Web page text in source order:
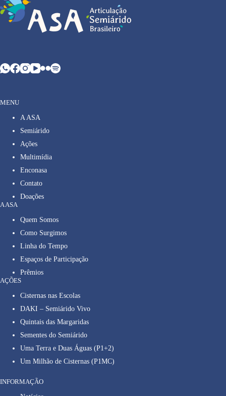
MENU
A ASA
Semiárido
Ações
Multimídia
Enconasa
Contato
Doações
A ASA
Quem Somos
Como Surgimos
Linha do Tempo
Espaços de Participação
Prêmios
AÇÕES
Cisternas nas Escolas
DAKI – Semiárido Vivo
Quintais das Margaridas
Sementes do Semiárido
Uma Terra e Duas Águas (P1+2)
Um Milhão de Cisternas (P1MC)
INFORMAÇÃO